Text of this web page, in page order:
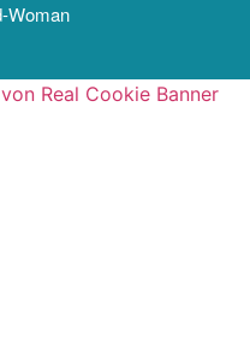
Woman
Real Cookie Banner